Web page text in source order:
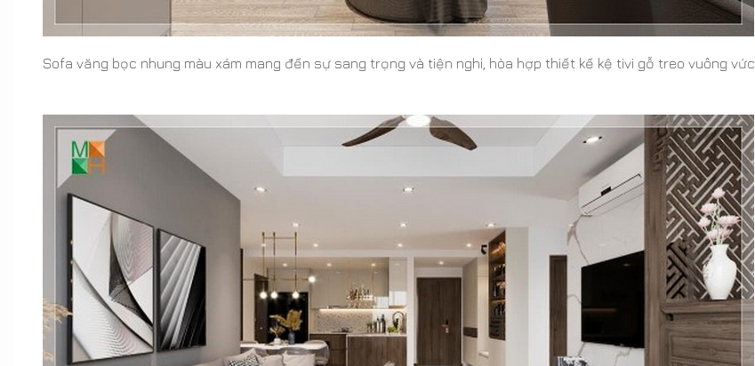
Sofa văng bọc nhung màu xám mang đến sự sang trọng và tiện nghi, hòa hợp thiết kế kệ tivi gỗ treo vuông vức